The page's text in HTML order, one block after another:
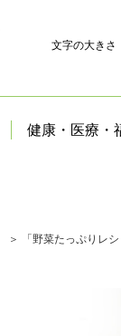
文字の大きさ
健康・医療・
＞ 「野菜たっぷりレ